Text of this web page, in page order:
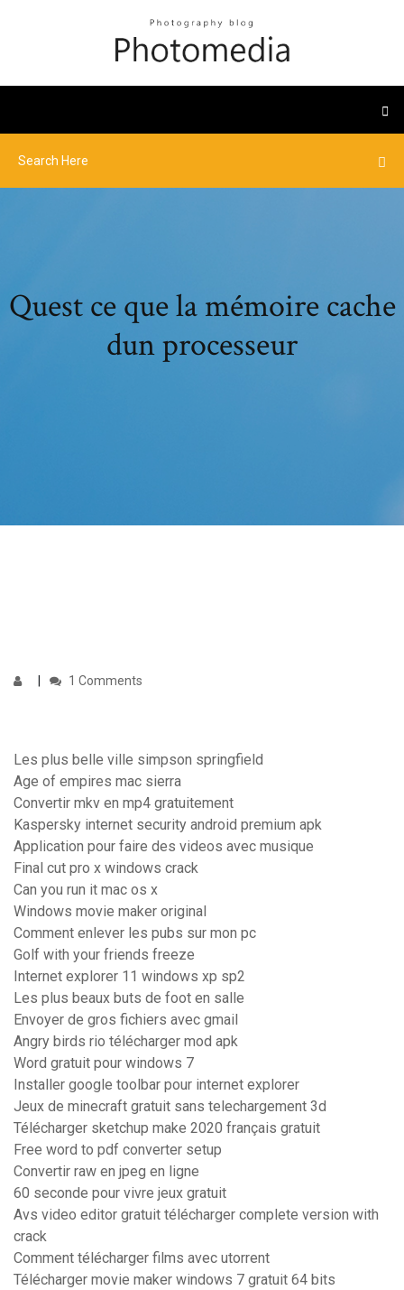
Quest ce que la mémoire cache
dun processeur
1 Comments
Les plus belle ville simpson springfield
Age of empires mac sierra
Convertir mkv en mp4 gratuitement
Kaspersky internet security android premium apk
Application pour faire des videos avec musique
Final cut pro x windows crack
Can you run it mac os x
Windows movie maker original
Comment enlever les pubs sur mon pc
Golf with your friends freeze
Internet explorer 11 windows xp sp2
Les plus beaux buts de foot en salle
Envoyer de gros fichiers avec gmail
Angry birds rio télécharger mod apk
Word gratuit pour windows 7
Installer google toolbar pour internet explorer
Jeux de minecraft gratuit sans telechargement 3d
Télécharger sketchup make 2020 français gratuit
Free word to pdf converter setup
Convertir raw en jpeg en ligne
60 seconde pour vivre jeux gratuit
Avs video editor gratuit télécharger complete version with
crack
Comment télécharger films avec utorrent
Télécharger movie maker windows 7 gratuit 64 bits